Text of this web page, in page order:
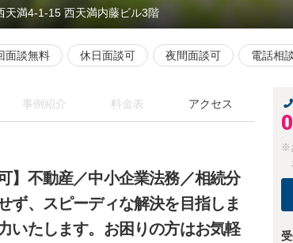
天満4-1-15 西天満内藤ビル3階
面談無料 休日面談可 夜間面談可 電話相
事例紹介 料金表 アクセス
】不動産／中小企業法務／相続分
ず、スピーディな解決を目指しま
いたします。お困りの方はお気軽
※